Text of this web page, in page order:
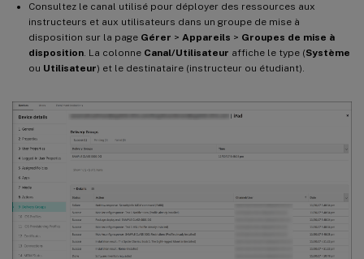
Consultez le canal utilisé pour déployer des ressources aux
instructeurs et aux utilisateurs dans un groupe de mise à
disposition sur la page Gérer > Appareils > Groupes de mise à
disposition. La colonne Canal/Utilisateur affiche le type (Système
ou Utilisateur) et le destinataire (instructeur ou étudiant).